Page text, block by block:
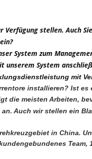
stellen. Auch
System zum
System
mit
installieren? Ist es
die meisten Arbeiten,
Auch wir stellen ein
in China.